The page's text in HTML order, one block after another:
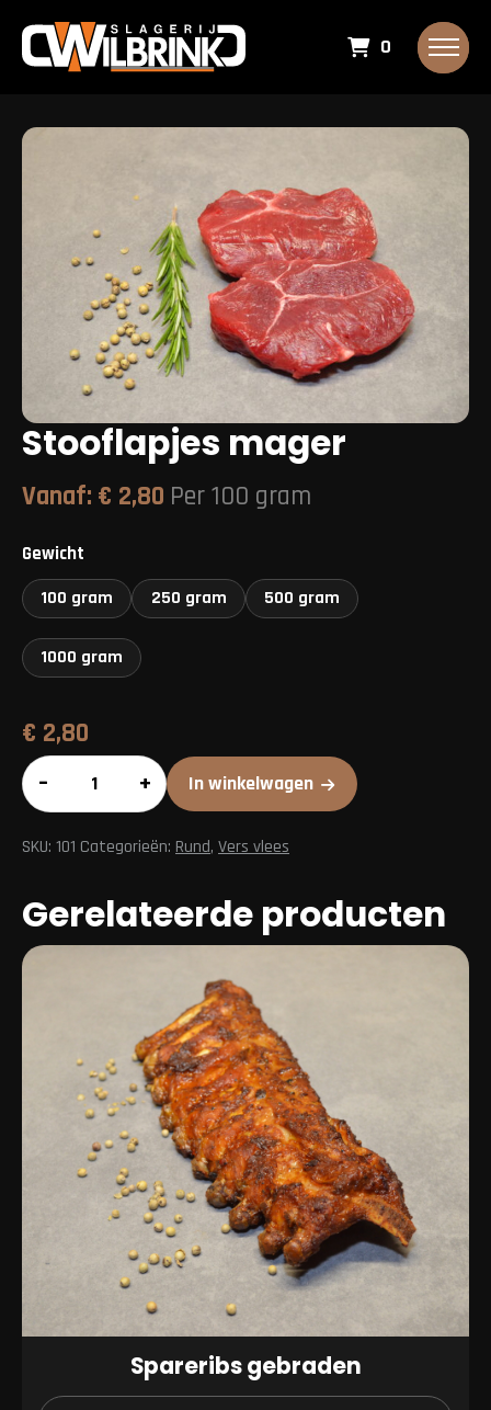
0
Stooflapjes mager
Vanaf: € 2,80 Per 100 gram
Gewicht
100 gram 250 gram 500 gram
1000 gram
€ 2,80
Stooflapjes
mager
aantal
– + In winkelwagen
SKU: 101 Categorieën: Rund, Vers vlees
Gerelateerde producten
Spareribs gebraden